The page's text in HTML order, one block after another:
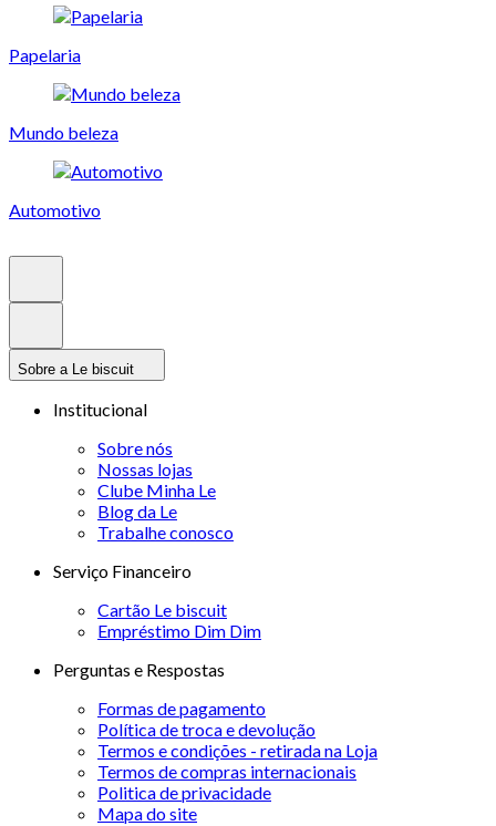
Papelaria
Mundo beleza
Automotivo
Sobre a Le biscuit
Institucional
Sobre nós
Nossas lojas
Clube Minha Le
Blog da Le
Trabalhe conosco
Serviço Financeiro
Cartão Le biscuit
Empréstimo Dim Dim
Perguntas e Respostas
Formas de pagamento
Política de troca e devolução
Termos e condições - retirada na Loja
Termos de compras internacionais
Politica de privacidade
Mapa do site